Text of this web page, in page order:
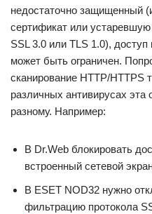
недостаточно защищенный
сертификат или
SSL 3.0 или TLS 1.0), доступ
может быть ограничен.
сканирование HTTP/HTTPS
различных антивирусах
разному. Например:
В Dr.Web блокировать
встроенный сетевой
В ESET NOD32 нужно
фильтрацию протокола